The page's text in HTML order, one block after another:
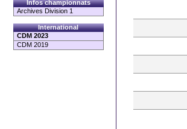
Infos championnats
Archives Division 1
International
CDM 2023
CDM 2019